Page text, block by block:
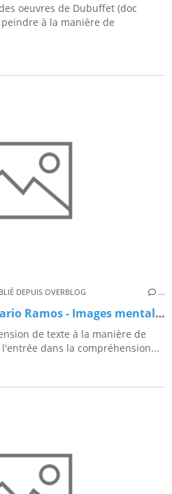
oeuvres de Dubuffet (doc
à la manière de
DEPUIS OVERBLOG …
C'est moi le plus fort - Mario Ramos - Images mentales du lexique
de texte à la manière de
dans la compréhension...